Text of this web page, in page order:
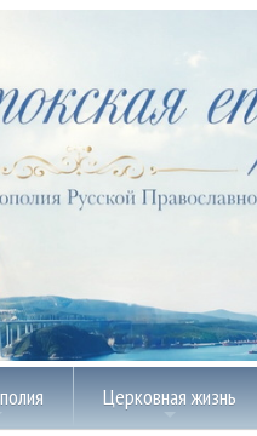
Церковная жизнь